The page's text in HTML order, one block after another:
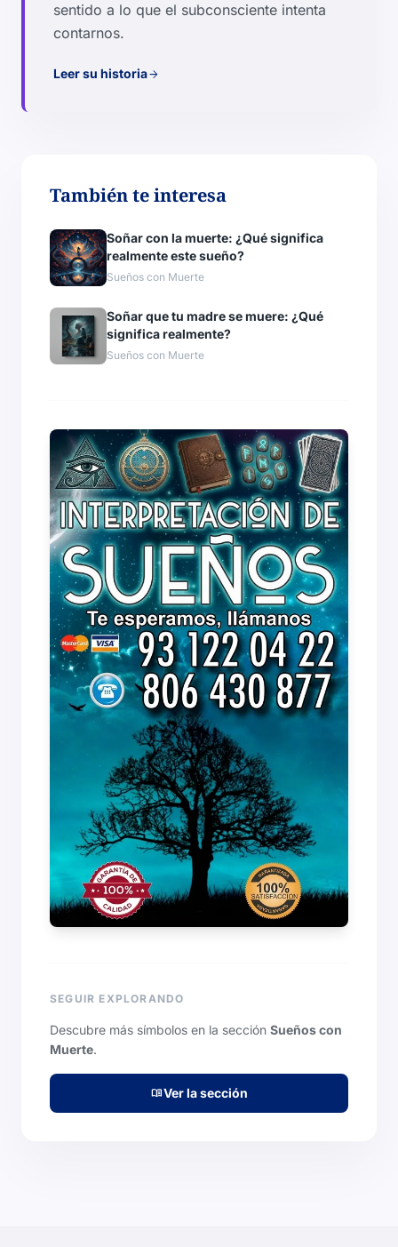
sentido a lo que el subconsciente intenta
contarnos.
Leer su historiaarrow_forward
También te interesa
Soñar con la muerte: ¿Qué significa
realmente este sueño?
Sueños con Muerte
Soñar que tu madre se muere: ¿Qué
significa realmente?
Sueños con Muerte
SEGUIR EXPLORANDO
Descubre más símbolos en la sección Sueños con
Muerte.
menu_bookVer la sección